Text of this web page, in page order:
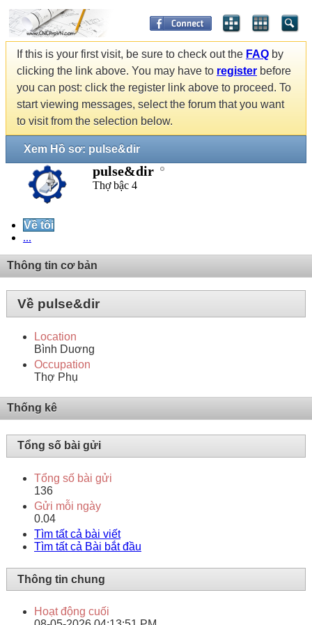
If this is your first visit, be sure to check out the FAQ by
clicking the link above. You may have to register before
you can post: click the register link above to proceed. To
start viewing messages, select the forum that you want
to visit from the selection below.
Xem Hồ sơ: pulse&dir
pulse&dir
Thợ bậc 4
Về tôi
...
Thông tin cơ bản
Về pulse&dir
Location
Bình Duơng
Occupation
Thợ Phụ
Thống kê
Tổng số bài gửi
Tổng số bài gửi
136
Gửi mỗi ngày
0.04
Tìm tất cả bài viết
Tìm tất cả Bài bắt đầu
Thông tin chung
Hoạt động cuối